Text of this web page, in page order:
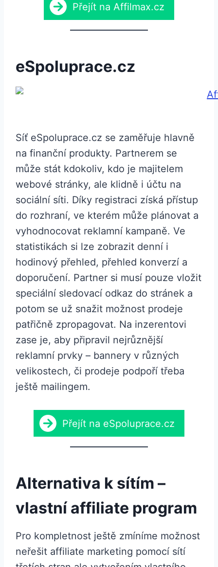
Přejít na Affilmax.cz
eSpoluprace.cz
Síť eSpoluprace.cz se zaměřuje hlavně
na finanční produkty. Partnerem se
může stát kdokoliv, kdo je majitelem
webové stránky, ale klidně i účtu na
sociální síti. Díky registraci získá přístup
do rozhraní, ve kterém může plánovat a
vyhodnocovat reklamní kampaně. Ve
statistikách si lze zobrazit denní i
hodinový přehled, přehled konverzí a
doporučení. Partner si musí pouze vložit
speciální sledovací odkaz do stránek a
potom se už snažit možnost prodeje
patřičně zpropagovat. Na inzerentovi
zase je, aby připravil nejrůznější
reklamní prvky – bannery v různých
velikostech, či prodeje podpoří třeba
ještě mailingem.
Přejít na eSpoluprace.cz
Alternativa k sítím –
vlastní affiliate program
Pro kompletnost ještě zmíníme možnost
neřešit affiliate marketing pomocí sítí